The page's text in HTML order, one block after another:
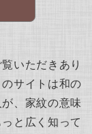
覧いただきあり
サイトは和の
、家紋の意味
と広く知って